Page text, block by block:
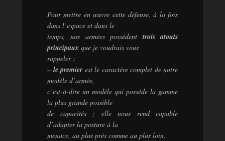
Pour mettre en œuvre cette défense, à la fois
dans l’espace et dans le
temps, nos armées possèdent trois atouts
principaux que je voudrais vous
rappeler :
– le premierest le caractère complet de notre
modèle d’armée,
c’est-à-dire un modèle qui possède la gamme
la plus grande possible
de capacités ; elle nous rend capable
d’adapter la posture à la
menace, au plus près comme au plus loin.